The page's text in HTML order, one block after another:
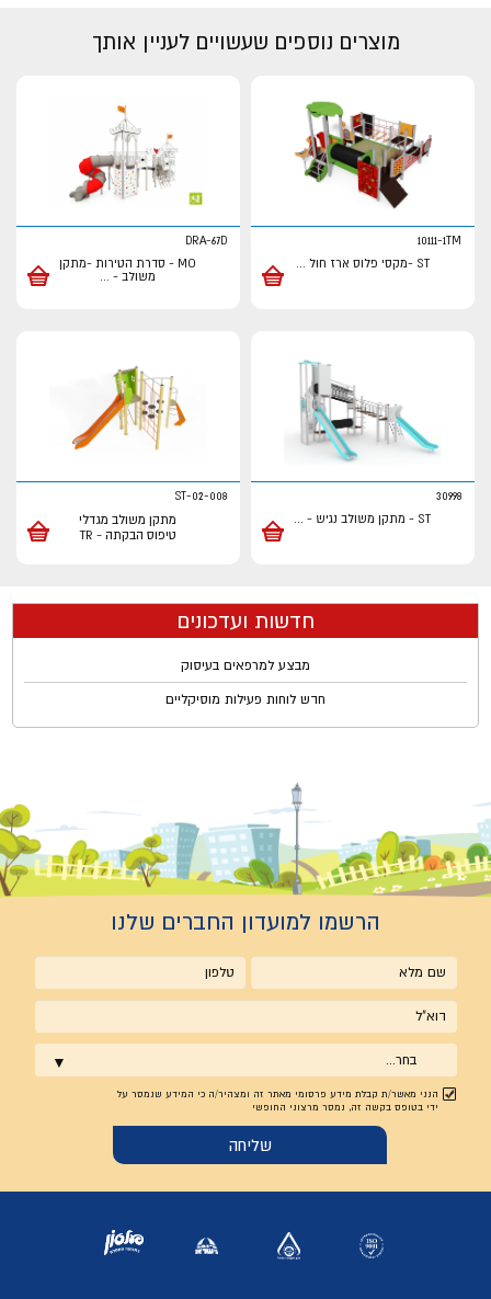
מוצרים נוספים שעשויים לעניין אותך
10111-1TM
ST -מקסי פלוס ארז חול ...
DRA-67D
MO - סדרת הטירות -מתקן
משולב - ...
30998
ST - מתקן משולב נגיש - ...
ST-02-008
מתקן משולב מגדלי
טיפוס הבקתה - TR
חדשות ועדכונים
מבצע למרפאים בעיסוק
חדש לוחות פעילות מוסיקליים
הרשמו למועדון החברים שלנו
שם
מלא
טלפון
אימייל
בחר...
הנני מאשר/ת קבלת מידע פרסומי מאתר זה ומצהיר/ה כי המידע שנמסר על
ידי בטופס בקשה זה, נמסר מרצוני החופשי